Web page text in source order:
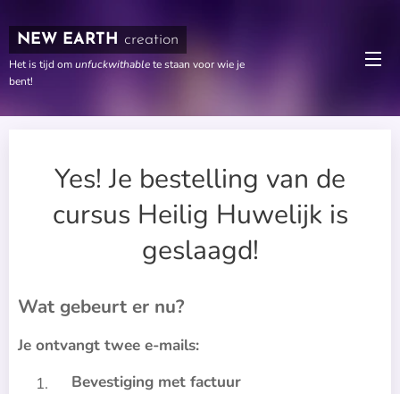
NEW EARTH creation
Het is tijd omunfuckwithablete staan voor wie je
bent!
Yes! Je bestelling van de
cursus Heilig Huwelijk is
geslaagd!
Wat gebeurt er nu?
Je ontvangt twee e-mails:
Bevestiging met factuur